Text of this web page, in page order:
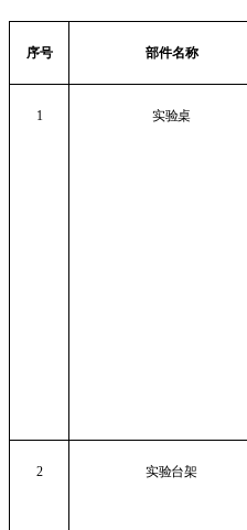
序号 部件名称
1 实验桌
2 实验台架